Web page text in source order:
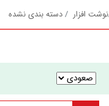
نوشت افزار دسته بندی نشده